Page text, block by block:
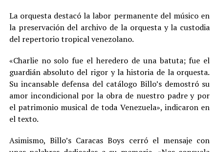
La orquesta destacó la labor permanente del músico en
la preservación del archivo de la orquesta y la custodia
del repertorio tropical venezolano.
«Charlie no solo fue el heredero de una batuta; fue el
guardián absoluto del rigor y la historia de la orquesta.
Su incansable defensa del catálogo Billo’s demostró su
amor incondicional por la obra de nuestro padre y por
el patrimonio musical de toda Venezuela», indicaron en
el texto.
Asimismo, Billo’s Caracas Boys cerró el mensaje con